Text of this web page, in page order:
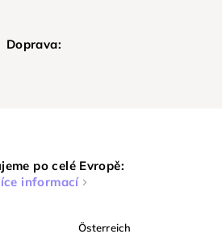
Doprava:
po celé Evropě:
informací
Österreich